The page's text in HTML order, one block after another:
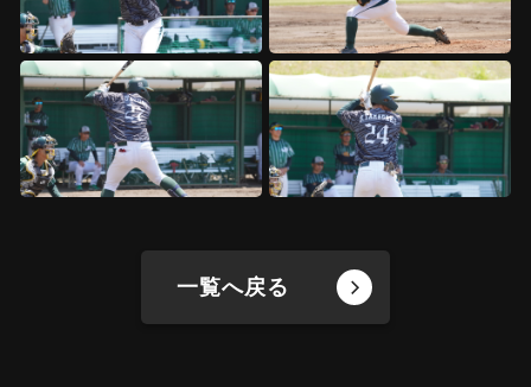
一覧へ戻る